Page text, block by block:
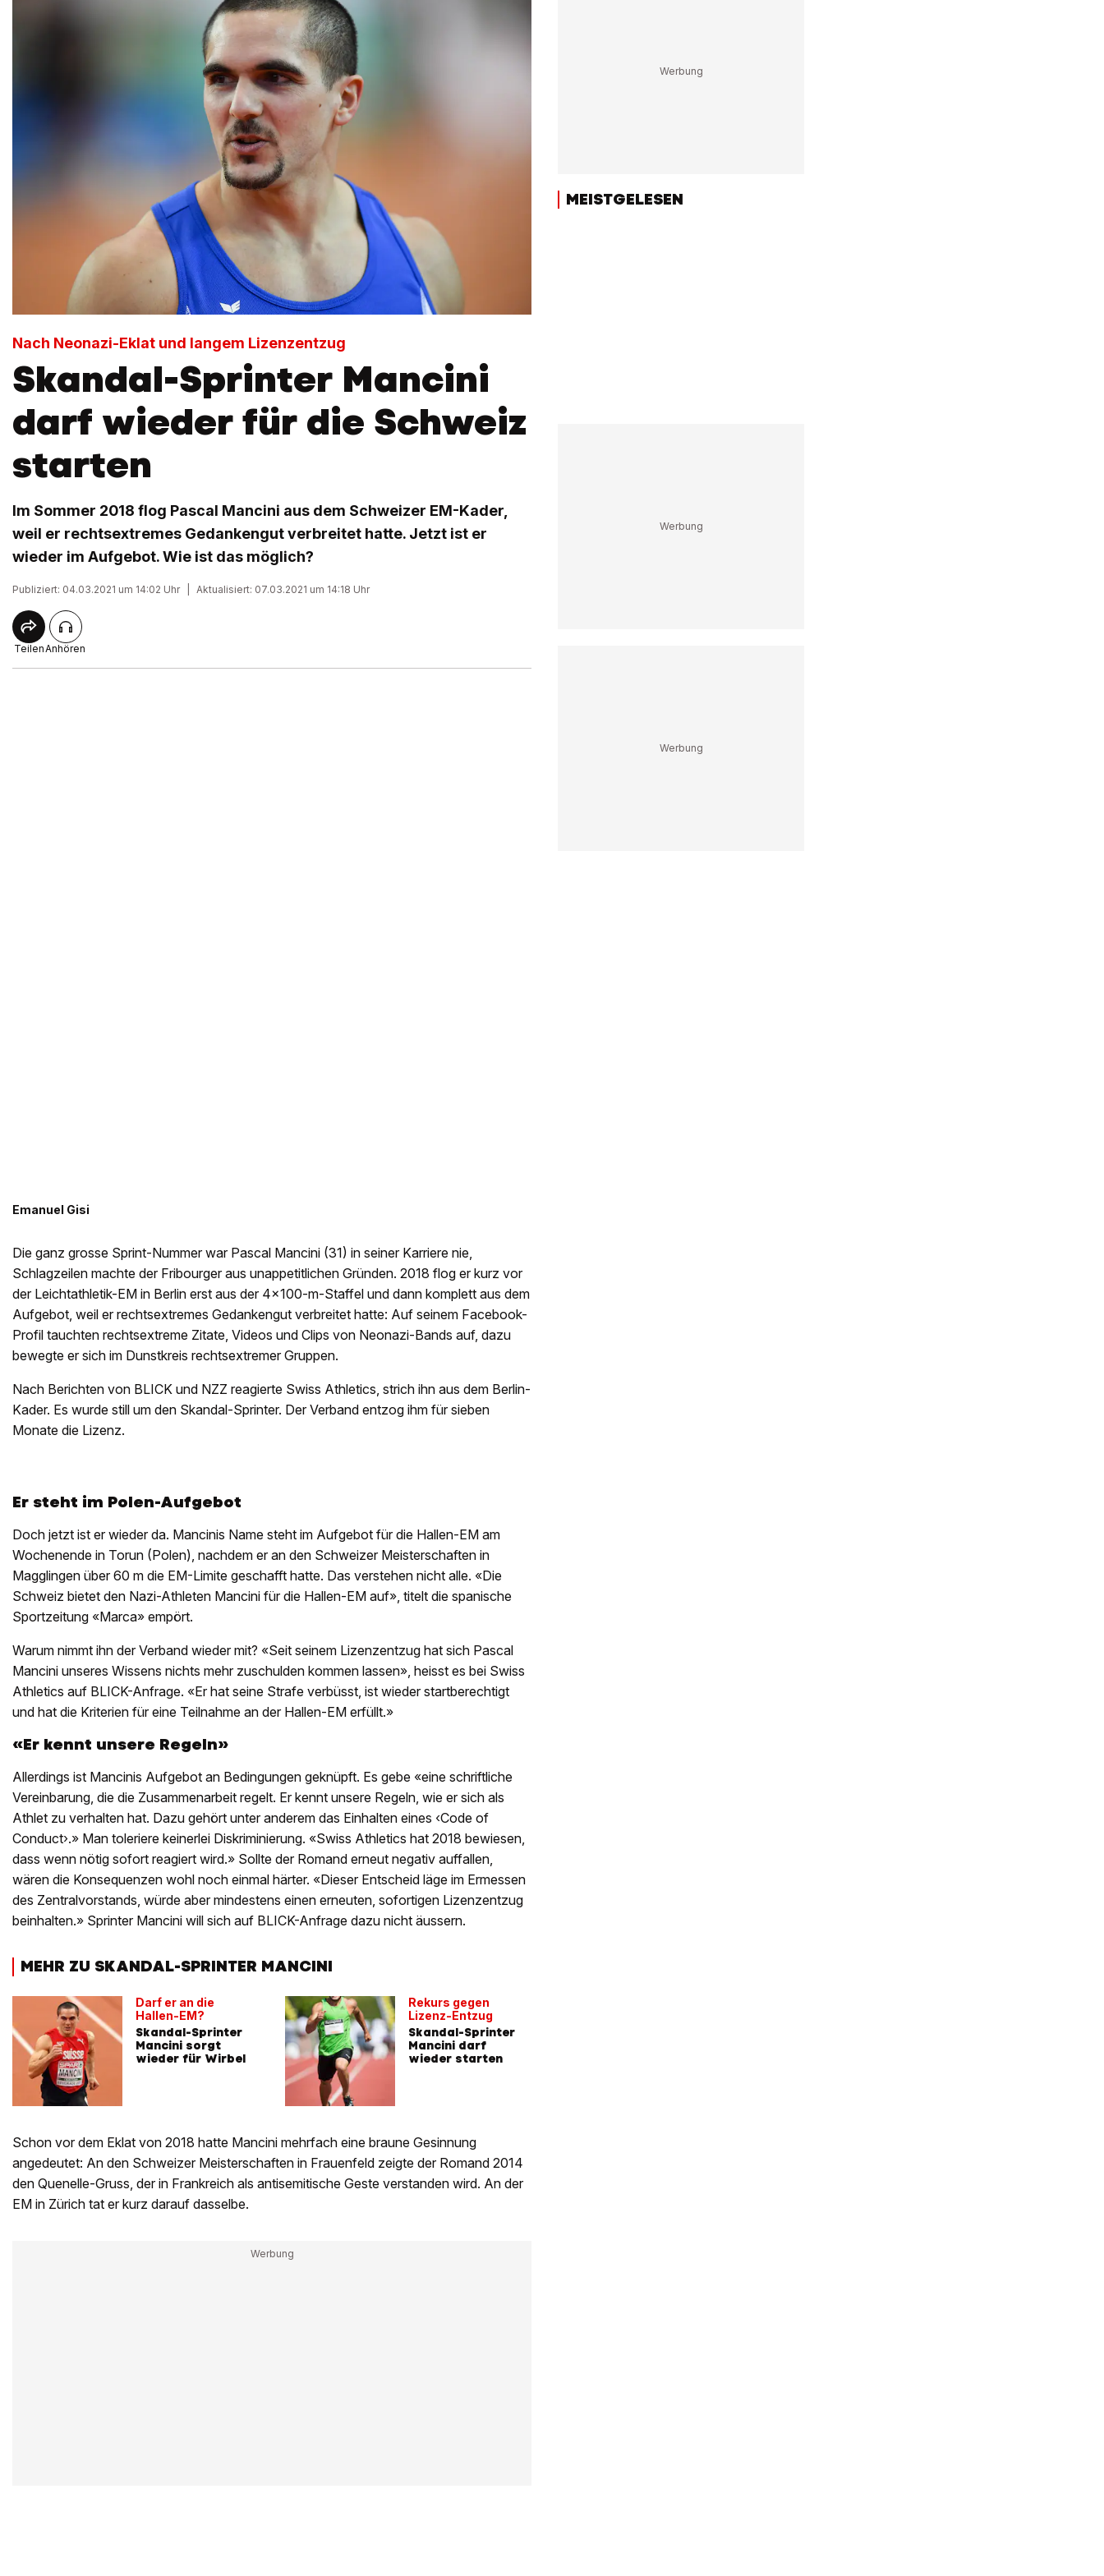
Nach Neonazi-Eklat und langem Lizenzentzug
Skandal-Sprinter Mancini
darf wieder für die Schweiz
starten
Im Sommer 2018 flog Pascal Mancini aus dem Schweizer EM-Kader,
weil er rechtsextremes Gedankengut verbreitet hatte. Jetzt ist er
wieder im Aufgebot. Wie ist das möglich?
Publiziert: 04.03.2021 um 14:02 Uhr Aktualisiert: 07.03.2021 um 14:18 Uhr
TeilenAnhören
Emanuel Gisi
Die ganz grosse Sprint-Nummer war Pascal Mancini (31) in seiner Karriere nie,
Schlagzeilen machte der Fribourger aus unappetitlichen Gründen. 2018 flog er kurz vor
der Leichtathletik-EM in Berlin erst aus der 4x100-m-Staffel und dann komplett aus dem
Aufgebot, weil er rechtsextremes Gedankengut verbreitet hatte: Auf seinem Facebook-
Profil tauchten rechtsextreme Zitate, Videos und Clips von Neonazi-Bands auf, dazu
bewegte er sich im Dunstkreis rechtsextremer Gruppen.
Nach Berichten von BLICK und NZZ reagierte Swiss Athletics, strich ihn aus dem Berlin-
Kader. Es wurde still um den Skandal-Sprinter. Der Verband entzog ihm für sieben
Monate die Lizenz.
Er steht im Polen-Aufgebot
Doch jetzt ist er wieder da. Mancinis Name steht im Aufgebot für die Hallen-EM am
Wochenende in Torun (Polen), nachdem er an den Schweizer Meisterschaften in
Magglingen über 60 m die EM-Limite geschafft hatte. Das verstehen nicht alle. «Die
Schweiz bietet den Nazi-Athleten Mancini für die Hallen-EM auf», titelt die spanische
Sportzeitung «Marca» empört.
Warum nimmt ihn der Verband wieder mit? «Seit seinem Lizenzentzug hat sich Pascal
Mancini unseres Wissens nichts mehr zuschulden kommen lassen», heisst es bei Swiss
Athletics auf BLICK-Anfrage. «Er hat seine Strafe verbüsst, ist wieder startberechtigt
und hat die Kriterien für eine Teilnahme an der Hallen-EM erfüllt.»
«Er kennt unsere Regeln»
Allerdings ist Mancinis Aufgebot an Bedingungen geknüpft. Es gebe «eine schriftliche
Vereinbarung, die die Zusammenarbeit regelt. Er kennt unsere Regeln, wie er sich als
Athlet zu verhalten hat. Dazu gehört unter anderem das Einhalten eines ‹Code of
Conduct›.» Man toleriere keinerlei Diskriminierung. «Swiss Athletics hat 2018 bewiesen,
dass wenn nötig sofort reagiert wird.» Sollte der Romand erneut negativ auffallen,
wären die Konsequenzen wohl noch einmal härter. «Dieser Entscheid läge im Ermessen
des Zentralvorstands, würde aber mindestens einen erneuten, sofortigen Lizenzentzug
beinhalten.» Sprinter Mancini will sich auf BLICK-Anfrage dazu nicht äussern.
MEHR ZU SKANDAL-SPRINTER MANCINI
Darf er an die
Hallen-EM?
Skandal-Sprinter
Mancini sorgt
wieder für Wirbel
Rekurs gegen
Lizenz-Entzug
Skandal-Sprinter
Mancini darf
wieder starten
Schon vor dem Eklat von 2018 hatte Mancini mehrfach eine braune Gesinnung
angedeutet: An den Schweizer Meisterschaften in Frauenfeld zeigte der Romand 2014
den Quenelle-Gruss, der in Frankreich als antisemitische Geste verstanden wird. An der
EM in Zürich tat er kurz darauf dasselbe.
MEISTGELESEN